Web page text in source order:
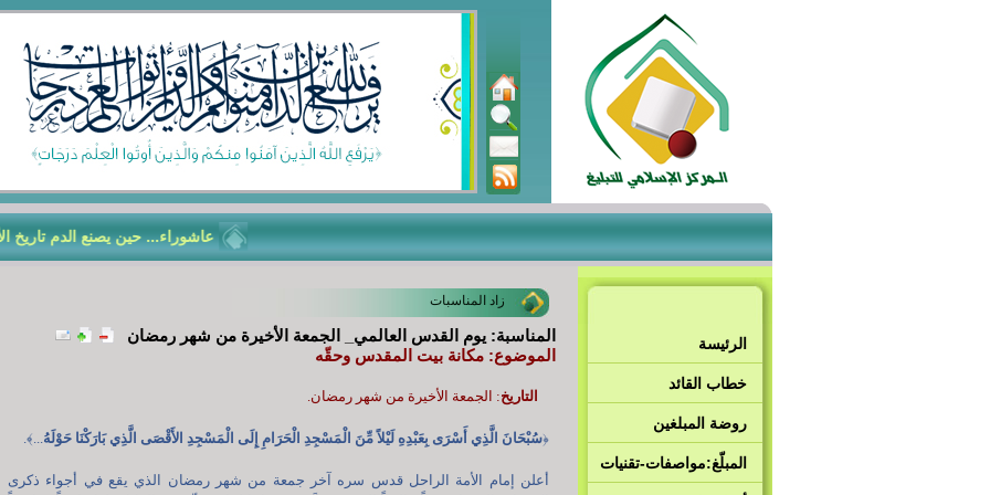
عاشوراء... حين يصنع الدم تاريخ
الرئيسة
خطاب القائد
روضة المبلغين
المبلّغ:مواصفات-تقنيات
زاد المناسبات
المناسبة: يوم القدس العالمي_ الجمعة الأخيرة من شهر رمضان
الموضوع: مكانة بيت المقدس وحقّه
التاريخ: الجمعة الأخيرة من شهر رمضان.
﴿سُبْحَانَ الَّذِي أَسْرَى بِعَبْدِهِ لَيْلاً مِّنَ الْمَسْجِدِ الْحَرَامِ إِلَى الْمَسْجِدِ الأَقْصَى الَّذِي بَارَكْنَا حَوْلَهُ...﴾.
أعلن إمام الأمة الراحل قدس سره آخر جمعة من شهر رمضان الذي يقع في أجواء ذكرى